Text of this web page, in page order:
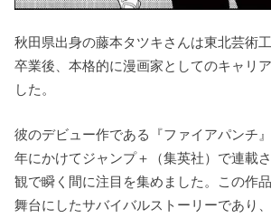
秋田県出身の藤本タツキさんは東北芸術
卒業後、本格的に漫画家としてのキャリ
した。
彼のデビュー作である『ファイアパンチ
年にかけてジャンプ＋（集英社）で連載
観で瞬く間に注目を集めました。 この作
舞台にしたサバイバルストーリーであり